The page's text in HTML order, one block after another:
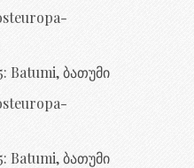
Batumi, ბათუმი
Batumi, ბათუმი